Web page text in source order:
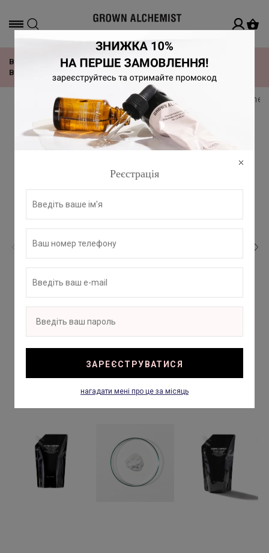
Реєстрація
ЗАРЕЄСТРУВАТИСЯ
нагадати мені про це за місяць
ВІДЧУЙ РИТМ TOMORROWLAND З НОВОЮ КОЛЕКЦІЄЮ
ВІД GROWN ALCHEMIST!
всі продукти grown alchemist grown